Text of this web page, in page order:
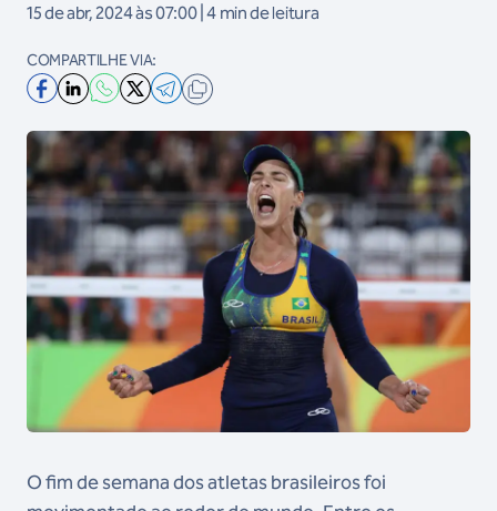
15 de abr, 2024 às 07:00 | 4 min de leitura
COMPARTILHE VIA:
O fim de semana dos atletas brasileiros foi